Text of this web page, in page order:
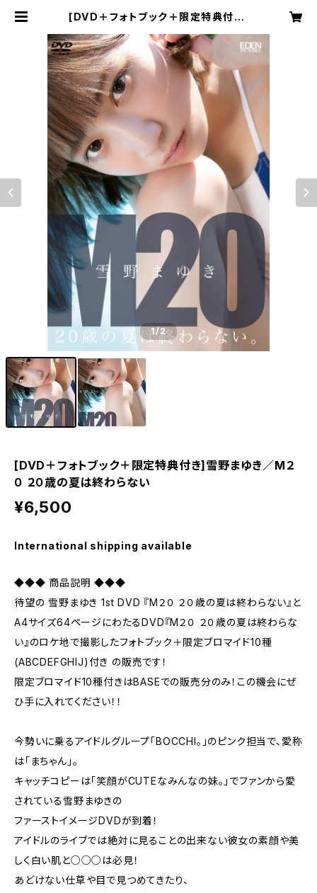
[DVD＋フォトブック＋限定特典付き]
らない | EDEN PICTURES
1/2
[DVD＋フォトブック＋限定特典付き]雪野まゆき／M２
０ ２０歳の夏は終わらない
¥6,500
International shipping available
◆◆◆ 商品説明 ◆◆◆
待望の 雪野まゆき 1st DVD 『M２０ ２０歳の夏は終わらない』と
A4サイズ64ページにわたるDVD『M２０ ２０歳の夏は終わらな
い』のロケ地で撮影したフォトブック＋限定ブロマイド10種
(ABCDEFGHIJ)付き の販売です！
限定ブロマイド10種付きはBASEでの販売分のみ！この機会にぜ
ひ手に入れてください！！
今勢いに乗るアイドルグループ「BOCCHI。」のピンク担当で、愛称
は「まちゃん」。
キャッチコピーは「笑顔がCUTEなみんなの妹。」でファンから愛
されている雪野まゆきの
ファーストイメージDVDが到着！
アイドルのライブでは絶対に見ることの出来ない彼女の素顔や美
しく白い肌と○○○は必見！
あどけない仕草や目で見つめてきたり、